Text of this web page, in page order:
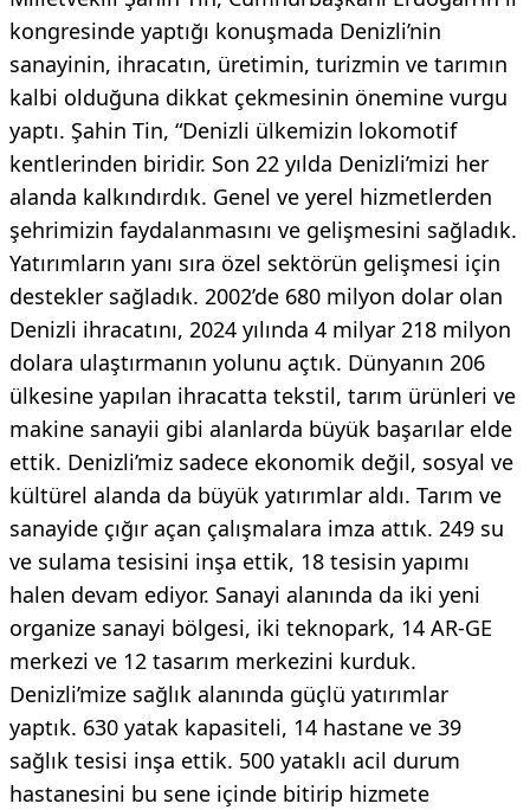
kongresinde yaptığı konuşmada Denizli’nin
sanayinin, ihracatın, üretimin, turizmin ve tarımın
kalbi olduğuna dikkat çekmesinin önemine vurgu
yaptı. Şahin Tin, “Denizli ülkemizin lokomotif
kentlerinden biridir. Son 22 yılda Denizli’mizi her
alanda kalkındırdık. Genel ve yerel hizmetlerden
şehrimizin faydalanmasını ve gelişmesini sağladık.
Yatırımların yanı sıra özel sektörün gelişmesi için
destekler sağladık. 2002’de 680 milyon dolar olan
Denizli ihracatını, 2024 yılında 4 milyar 218 milyon
dolara ulaştırmanın yolunu açtık. Dünyanın 206
ülkesine yapılan ihracatta tekstil, tarım ürünleri ve
makine sanayii gibi alanlarda büyük başarılar elde
ettik. Denizli’miz sadece ekonomik değil, sosyal ve
kültürel alanda da büyük yatırımlar aldı. Tarım ve
sanayide çığır açan çalışmalara imza attık. 249 su
ve sulama tesisini inşa ettik, 18 tesisin yapımı
halen devam ediyor. Sanayi alanında da iki yeni
organize sanayi bölgesi, iki teknopark, 14 AR-GE
merkezi ve 12 tasarım merkezini kurduk.
Denizli’mize sağlık alanında güçlü yatırımlar
yaptık. 630 yatak kapasiteli, 14 hastane ve 39
sağlık tesisi inşa ettik. 500 yataklı acil durum
hastanesini bu sene içinde bitirip hizmete